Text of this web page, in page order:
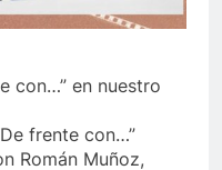
con…” en nuestro
frente con…”
Román Muñoz,